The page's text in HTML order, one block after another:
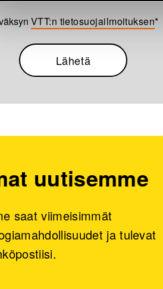
VTT:n tietosuojailmoituksen*
uutisemme
saat viimeisimmät
ja tulevat